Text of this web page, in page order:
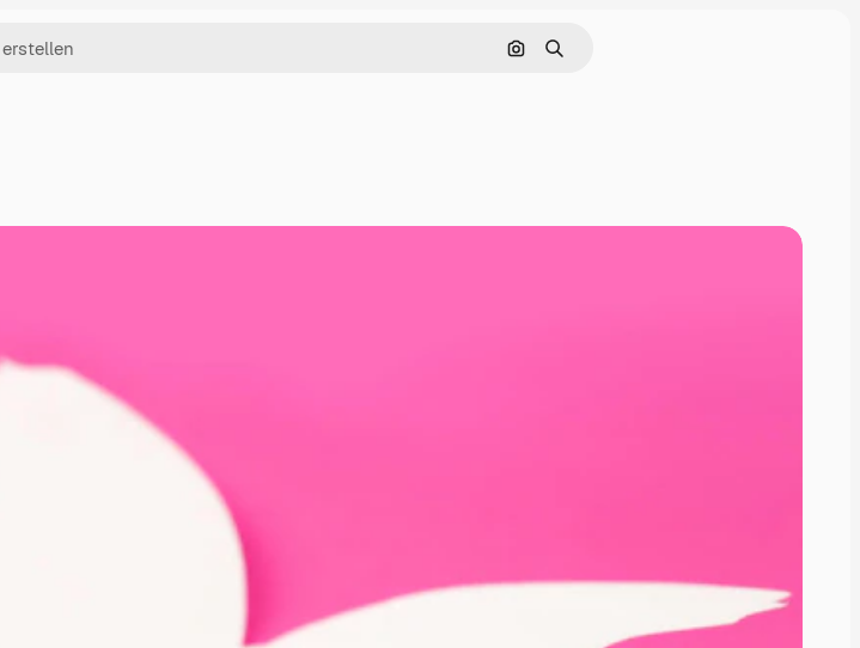
Nach Bild suchen
Suchen